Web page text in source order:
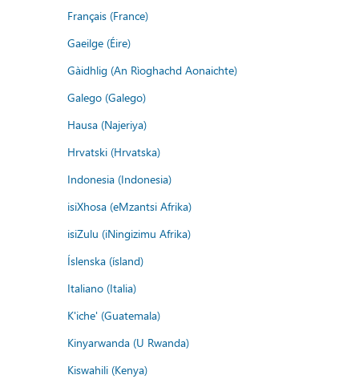
Français (France)
Gaeilge (Éire)
Gàidhlig (An Rìoghachd Aonaichte)
Galego (Galego)
Hausa (Najeriya)
Hrvatski (Hrvatska)
Indonesia (Indonesia)
isiXhosa (eMzantsi Afrika)
isiZulu (iNingizimu Afrika)
Íslenska (ísland)
Italiano (Italia)
K'iche' (Guatemala)
Kinyarwanda (U Rwanda)
Kiswahili (Kenya)